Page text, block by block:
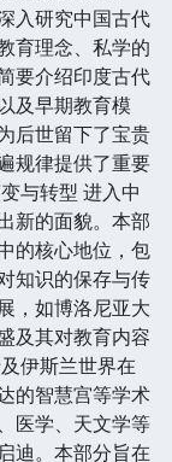
入研究中国古代
育理念、私学的
要介绍印度古代
及早期教育模
后世留下了宝贵
规律提供了重要
与转型 进入中
新的面貌。本部
的核心地位，包
知识的保存与传
，如博洛尼亚大
及其对教育内容
伊斯兰世界在
的智慧宫等学术
医学、天文学等
迪。本部分旨在